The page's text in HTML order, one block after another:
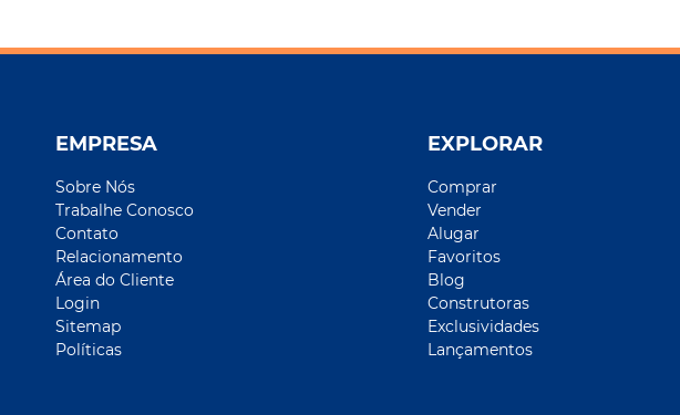
EMPRESA
Sobre Nós
Trabalhe Conosco
Contato
Relacionamento
Área do Cliente
Login
Sitemap
Políticas
EXPLORAR
Comprar
Vender
Alugar
Favoritos
Blog
Construtoras
Exclusividades
Lançamentos